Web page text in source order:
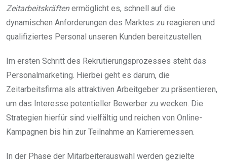
Zeitarbeitskräftenermöglicht es, schnell auf die
dynamischen Anforderungen des Marktes zu reagieren und
qualifiziertes Personal unseren Kunden bereitzustellen.
Im ersten Schritt des Rekrutierungsprozesses steht das
Personalmarketing. Hierbei geht es darum, die
Zeitarbeitsfirma als attraktiven Arbeitgeber zu präsentieren,
um das Interesse potentieller Bewerber zu wecken. Die
Strategien hierfür sind vielfältig und reichen von Online-
Kampagnen bis hin zur Teilnahme an Karrieremessen.
In der Phase der Mitarbeiterauswahl werden gezielte